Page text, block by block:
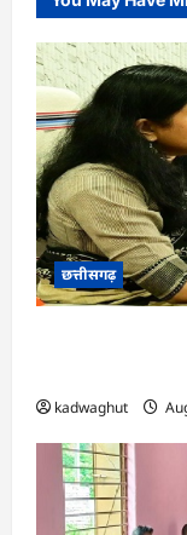
छत्तीसगढ़
kadwaghut